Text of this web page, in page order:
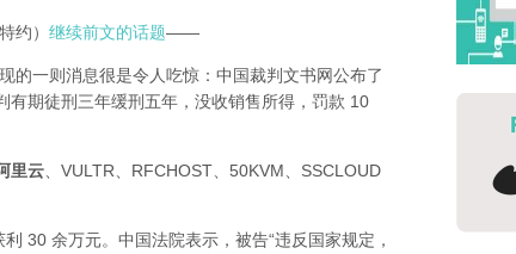
约） 继续前文的话题——
的一则消息很是令人吃惊：中国裁判文书网公布了
期徒刑三年缓刑五年，没收销售所得，罚款 10
里云 、VULTR、RFCHOST、50KVM、SSCLOUD
30 余万元。中国法院表示，被告“违反国家规定，